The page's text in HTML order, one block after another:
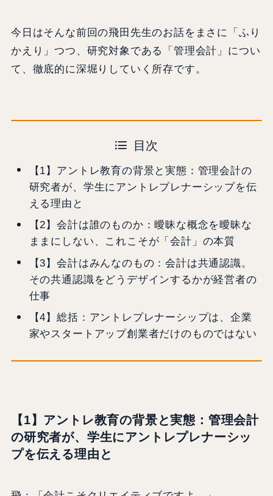
今日はそんな前回の飛田先生のお話をまさに「ふり
かえり」つつ、研究対象である「管理会計」につい
て、徹底的に深堀りしていく所存です。
目次
【1】アントレ教育の背景と実態：管理会計の
研究者が、学生にアントレプレナーシップを伝
える理由と
【2】会計は誰のものか：曖昧な概念を曖昧な
ままにしない、これこそが「会計」の本質
【3】会計はみんなのもの：会計は共通認識。
その共通認識をどうデザインするかが経営者の
仕事
【4】総括：アントレプレナーシップは、企業
家やスタートアップ創業者だけのものではない
【1】アントレ教育の背景と実態：管理会計
の研究者が、学生にアントレプレナーシッ
プを伝える理由と